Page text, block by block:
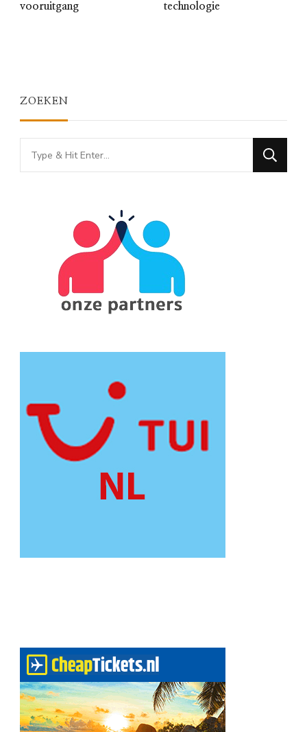
vooruitgang
technologie
ZOEKEN
Looking
for